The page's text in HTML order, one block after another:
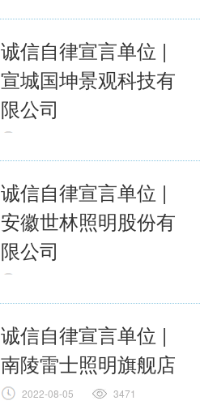
全文
诚信自律宣言单位 |
宣城国坤景观科技有
限公司
全文
诚信自律宣言单位 |
安徽世林照明股份有
限公司
全文
诚信自律宣言单位 |
南陵雷士照明旗舰店
2022-08-05 3471